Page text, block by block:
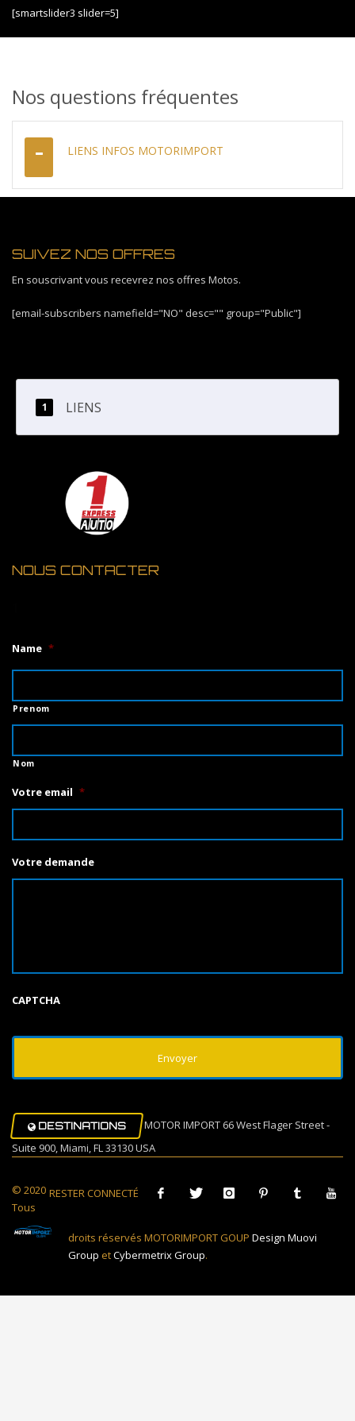
[smartslider3 slider=5]
Nos questions fréquentes
LIENS INFOS MOTORIMPORT
SUIVEZ NOS OFFRES
En souscrivant vous recevrez nos offres Motos.
[email-subscribers namefield="NO" desc="" group="Public"]
LIENS
NOUS CONTACTER
Name *
Prenom
Nom
Votre email *
Votre demande
CAPTCHA
DESTINATIONS
MOTOR IMPORT 66 West Flager Street -
Suite 900, Miami, FL 33130 USA
RESTER CONNECTÉ
© 2020
Tous
droits réservés MOTORIMPORT GOUP Design Muovi
Group etCybermetrix Group.